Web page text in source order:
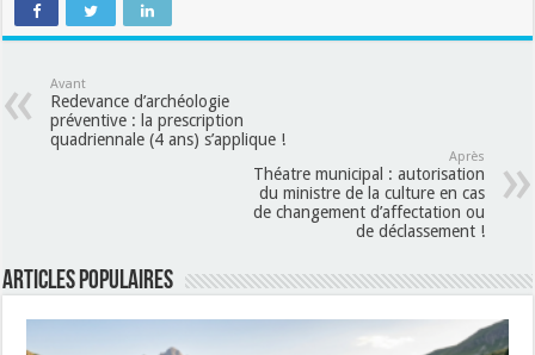
Avant
Redevance d’archéologie
préventive : la prescription
quadriennale (4 ans) s’applique !
Après
Théatre municipal : autorisation
du ministre de la culture en cas
de changement d’affectation ou
de déclassement !
Articles populaires